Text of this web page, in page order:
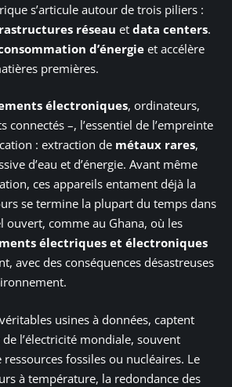
s’articule autour de trois piliers :
réseau et data centers.
d’énergieet accélère
premières.
électroniques, ordinateurs,
connectés –, l’essentiel de l’empreinte
: extraction de métaux rares,
d’eau et d’énergie. Avant même
ces appareils entament déjà la
se termine la plupart du temps dans
ouvert, comme au Ghana, où les
électriques et électroniques
avec des conséquences désastreuses
usines à données, captent
l’électricité mondiale, souvent
fossiles ou nucléaires. Le
à température, la redondance des